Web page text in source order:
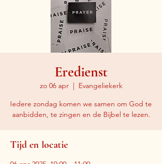
Eredienst
zo 06 apr
  |
Evangeliekerk
Iedere zondag komen we samen om God te
aanbidden, te zingen en de Bijbel te lezen.
Tijd en locatie